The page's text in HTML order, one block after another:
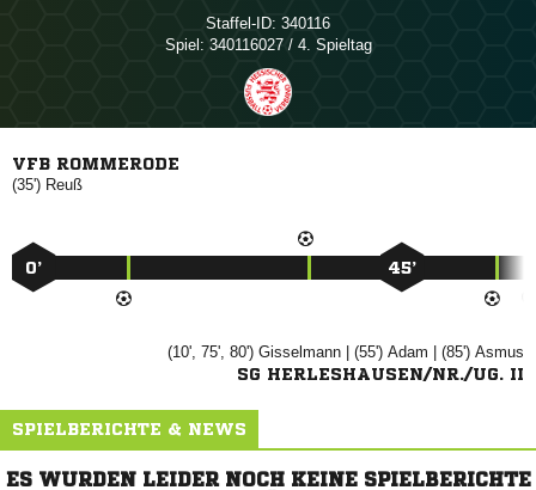
Staffel-ID: 340116
Spiel: 340116027 / 4. Spieltag
VFB ROMMERODE
(35') 
0’ 45’
(10', 75', 80')  | (55')  | (85') 
SG HERLESHAUSEN/NR./UG. II
SPIELBERICHTE & NEWS
ES WURDEN LEIDER NOCH KEINE SPIELBERICHTE